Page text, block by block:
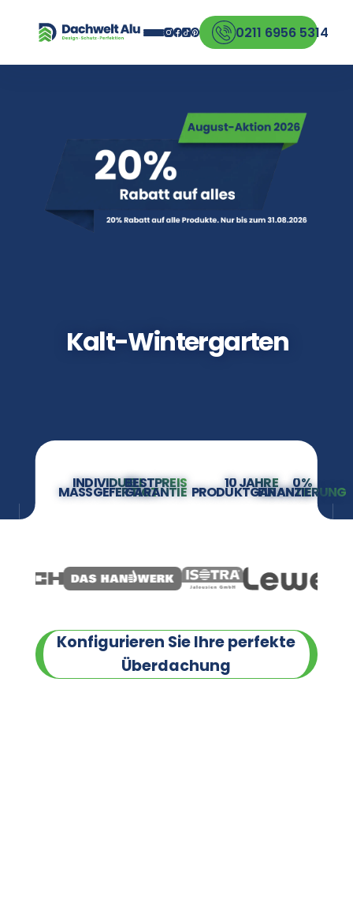
0211 6956 5314
Kalt-Wintergarten
INDIVIDUELL
MASSGEFERTIGT
BESTPREIS
GARANTIE
10 JAHRE
PRODUKTGARANTIE
0%
FINANZIERUNG
Konfigurieren Sie Ihre perfekte
Überdachung